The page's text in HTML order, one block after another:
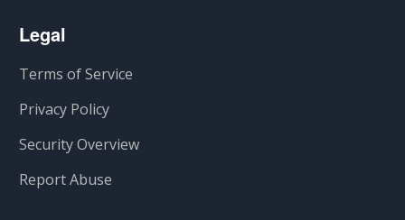
Legal
Terms of Service
Privacy Policy
Security Overview
Report Abuse